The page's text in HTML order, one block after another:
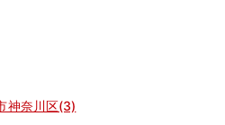
神奈川区(3)